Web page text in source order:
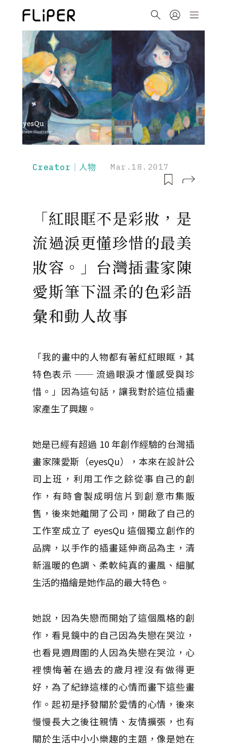
Creator｜人物 Mar.18.2017
「紅眼眶不是彩妝，是
流過淚更懂珍惜的最美
妝容。」台灣插畫家陳
愛斯筆下溫柔的色彩語
彙和動人故事
「我的畫中的人物都有著紅紅眼眶，其
特色表示 ── 流過眼淚才懂感受與珍
惜。」因為這句話，讓我對於這位插畫
家產生了興趣。
她是已經有超過 10 年創作經驗的台灣插
畫家陳愛斯（eyesQu），本來在設計公
司上班，利用工作之餘從事自己的創
作，有時會製成明信片到創意市集販
售，後來她離開了公司，開啟了自己的
工作室成立了 eyesQu 這個獨立創作的
品牌，以手作的插畫延伸商品為主，清
新溫暖的色調、柔軟純真的畫風、細膩
生活的描繪是她作品的最大特色。
她說，因為失戀而開始了這個風格的創
作，看見鏡中的自己因為失戀在哭泣，
也看見週周圍的人因為失戀在哭泣，心
裡懊悔著在過去的歲月裡沒有做得更
好，為了紀錄這樣的心情而畫下這些畫
作。起初是抒發關於愛情的心情，後來
慢慢長大之後往親情、友情擴張，也有
關於生活中小小樂趣的主題，像是她在